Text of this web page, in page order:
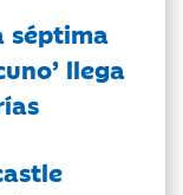
séptima
llega